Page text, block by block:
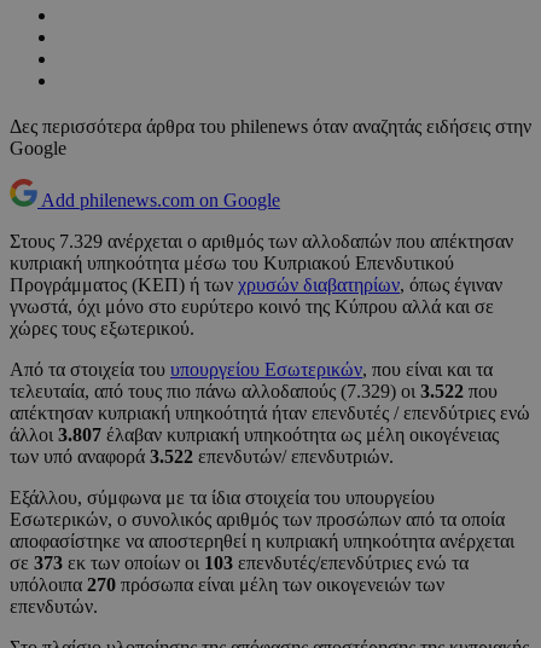
Δες περισσότερα άρθρα του philenews όταν αναζητάς ειδήσεις στην
Google
Add philenews.com on Google
Στους 7.329 ανέρχεται ο αριθμός των αλλοδαπών που απέκτησαν
κυπριακή υπηκοότητα μέσω του Κυπριακού Επενδυτικού
Προγράμματος (ΚΕΠ) ή των χρυσών διαβατηρίων, όπως έγιναν
γνωστά, όχι μόνο στο ευρύτερο κοινό της Κύπρου αλλά και σε
χώρες τους εξωτερικού.
Από τα στοιχεία του υπουργείου Εσωτερικών, που είναι και τα
τελευταία, από τους πιο πάνω αλλοδαπούς (7.329) οι 3.522 που
απέκτησαν κυπριακή υπηκοότητά ήταν επενδυτές / επενδύτριες ενώ
άλλοι 3.807 έλαβαν κυπριακή υπηκοότητα ως μέλη οικογένειας
των υπό αναφορά 3.522 επενδυτών/ επενδυτριών.
Εξάλλου, σύμφωνα με τα ίδια στοιχεία του υπουργείου
Εσωτερικών, ο συνολικός αριθμός των προσώπων από τα οποία
αποφασίστηκε να αποστερηθεί η κυπριακή υπηκοότητα ανέρχεται
σε 373 εκ των οποίων οι 103 επενδυτές/επενδύτριες ενώ τα
υπόλοιπα 270 πρόσωπα είναι μέλη των οικογενειών των
επενδυτών.